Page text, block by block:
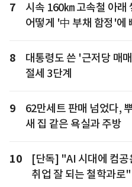
7
시속 160㎞ 고속철 아
어떻게 '中 부채 함정'에
8
대통령도 쓴 '근저당 매
절세 3단계
9
62만세트 판매 넘었다,
새 집 같은 욕실과 주방
10
[단독] "AI 시대에 컴
취업 잘 되는 철학과로"